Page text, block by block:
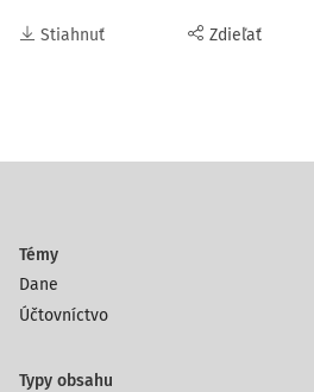
Stiahnuť Zdieľať
Témy
Dane
Účtovníctvo
Typy obsahu